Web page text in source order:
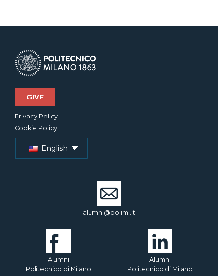
GIVE
Privacy Policy
Cookie Policy
English
alumni@polimi.it
Alumni
Politecnico di Milano
Alumni
Politecnico di Milano